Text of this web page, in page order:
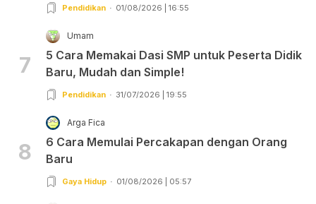
Pendidikan 01/08/2026 | 16:55
7
Umam
5 Cara Memakai Dasi SMP untuk Peserta Didik
Baru, Mudah dan Simple!
Pendidikan 31/07/2026 | 19:55
8
Arga Fica
6 Cara Memulai Percakapan dengan Orang
Baru
Gaya Hidup 01/08/2026 | 05:57